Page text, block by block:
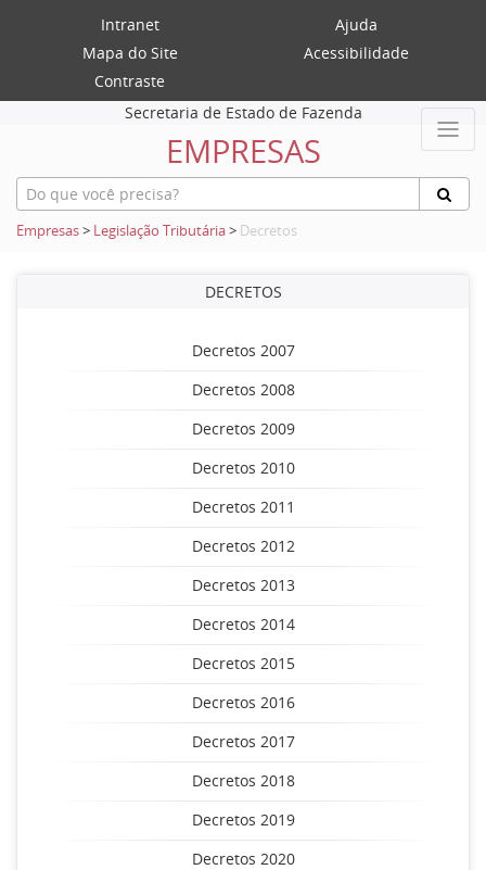
Intranet
Ajuda
Mapa do Site
Acessibilidade
Contraste
Secretaria de Estado de Fazenda
EMPRESAS
Empresas> Legislação Tributária> Decretos
DECRETOS
Decretos 2007
Decretos 2008
Decretos 2009
Decretos 2010
Decretos 2011
Decretos 2012
Decretos 2013
Decretos 2014
Decretos 2015
Decretos 2016
Decretos 2017
Decretos 2018
Decretos 2019
Decretos 2020